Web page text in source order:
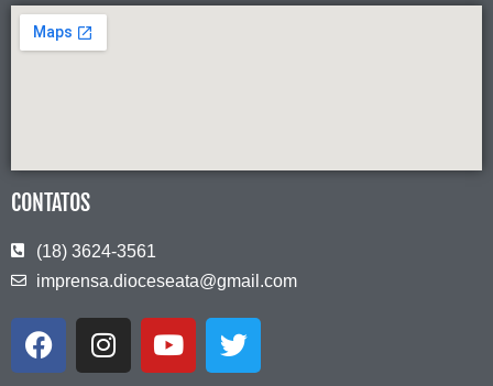
CONTATOS
(18) 3624-3561
imprensa.dioceseata@gmail.com